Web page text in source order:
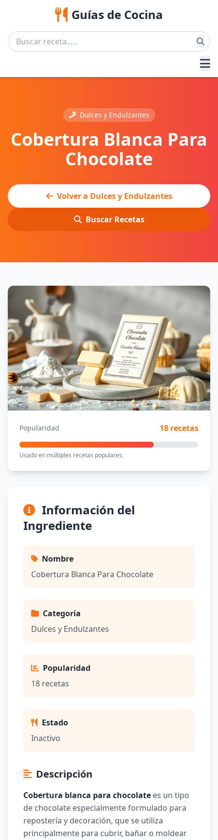
Guías de Cocina
Dulces y Endulzantes
Cobertura Blanca Para
Chocolate
Volver a Dulces y Endulzantes
Buscar Recetas
Popularidad 18 recetas
Usado en múltiples recetas populares
Información del
Ingrediente
Nombre
Cobertura Blanca Para Chocolate
Categoría
Dulces y Endulzantes
Popularidad
18 recetas
Estado
Inactivo
Descripción
Cobertura blanca para chocolate es un tipo
de chocolate especialmente formulado para
repostería y decoración, que se utiliza
principalmente para cubrir, bañar o moldear